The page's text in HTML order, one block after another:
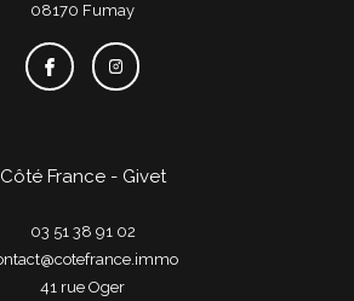
08170
fumay
Côté France - Givet
03 51 38 91 02
41 rue Oger